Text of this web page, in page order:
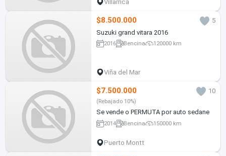
Villarrica
$8.500.000
5
Suzuki grand vitara 2016
2016 Bencina 120000 km
Viña del Mar
$7.500.000 10
(Rebajado 10%)
Se vende o PERMUTA por auto sedane
2014 Bencina 150000 km
Puerto Montt